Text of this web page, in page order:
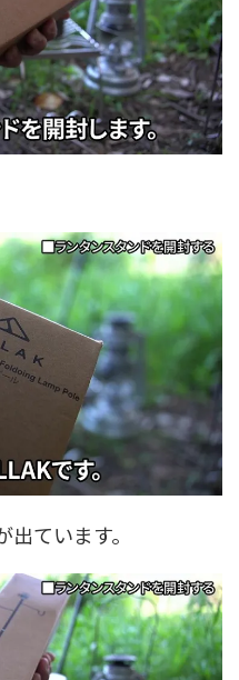
ています。